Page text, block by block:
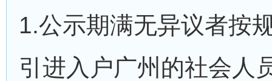
1.公示期满无异议者按
引进入户广州的社会人